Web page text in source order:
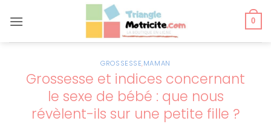
au
0
GROSSESSE,MAMAN
Grossesse et indices concernant
le sexe de bébé : que nous
révèlent-ils sur une petite fille ?